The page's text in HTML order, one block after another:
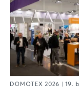
DOMOTEX 2026 | 19.